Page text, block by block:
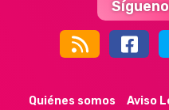
44k
Quiénes somos Aviso